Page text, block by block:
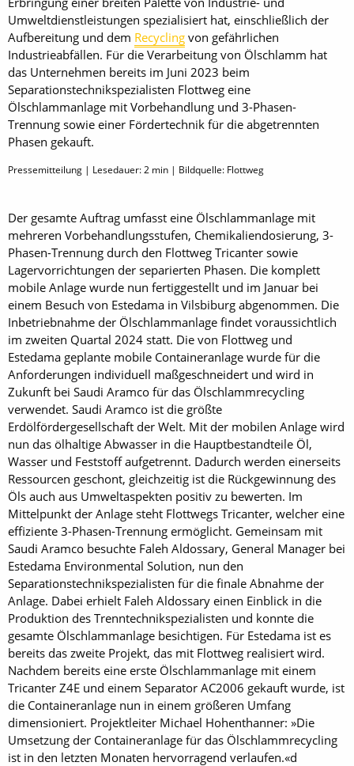
Umweltdienstleistungen spezialisiert hat, einschließlich der
Aufbereitung und dem Recycling von gefährlichen
Industrieabfällen. Für die Verarbeitung von Ölschlamm hat
das Unternehmen bereits im Juni 2023 beim
Separationstechnikspezialisten Flottweg eine
Ölschlammanlage mit Vorbehandlung und 3-Phasen-
Trennung sowie einer Fördertechnik für die abgetrennten
Phasen gekauft.
Pressemitteilung | Lesedauer:2 min | Bildquelle: Flottweg
Der gesamte Auftrag umfasst eine Ölschlammanlage mit
mehreren Vorbehandlungsstufen, Chemikaliendosierung, 3-
Phasen-Trennung durch den Flottweg Tricanter sowie
Lagervorrichtungen der separierten Phasen. Die komplett
mobile Anlage wurde nun fertiggestellt und im Januar bei
einem Besuch von Estedama in Vilsbiburg abgenommen. Die
Inbetriebnahme der Ölschlamm­­anlage findet voraussichtlich
im zweiten Quartal 2024 statt. Die von Flottweg und
Estedama geplante mobile Containeranlage wurde für die
Anforderungen individuell maßgeschneidert und wird in
Zukunft bei Saudi Aramco für das Ölschlammrecycling
verwendet. Saudi Aramco ist die größte
Erdölfördergesellschaft der Welt. Mit der mobilen Anlage wird
nun das ölhaltige Abwasser in die Hauptbestandteile Öl,
Wasser und Feststoff aufgetrennt. Dadurch werden einerseits
Ressourcen geschont, gleichzeitig ist die Rückgewinnung des
Öls auch aus Umweltaspekten positiv zu bewerten. Im
Mittelpunkt der Anlage steht Flottwegs Tricanter, welcher eine
effiziente 3-Phasen-Trennung ermöglicht. Gemeinsam mit
Saudi Aramco besuchte Faleh Aldossary, General Manager bei
Estedama Environmental Solution, nun den
Separationstechnikspezialisten für die finale Abnahme der
Anlage. Dabei erhielt Faleh Aldossary einen Einblick in die
Produktion des Trenntechnikspezialisten und konnte die
gesamte Ölschlammanlage besichtigen. Für Estedama ist es
bereits das zweite Projekt, das mit Flottweg realisiert wird.
Nachdem bereits eine erste Ölschlammanlage mit einem
Tricanter Z4E und einem Separator AC2006 gekauft wurde, ist
die Containeranlage nun in einem größeren Umfang
dimensioniert. Projektleiter Michael Hohenthanner: »Die
Umsetzung der Containeranlage für das Ölschlammrecycling
ist in den letzten Monaten hervorragend verlaufen.«d